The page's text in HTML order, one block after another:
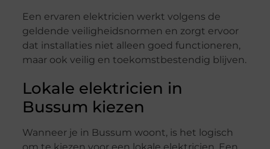
Een ervaren elektricien werkt volgens de
geldende veiligheidsnormen en zorgt ervoor
dat installaties niet alleen goed functioneren,
maar ook veilig en toekomstbestendig blijven.
Lokale elektricien in
Bussum kiezen
Wanneer je in Bussum woont, is het logisch